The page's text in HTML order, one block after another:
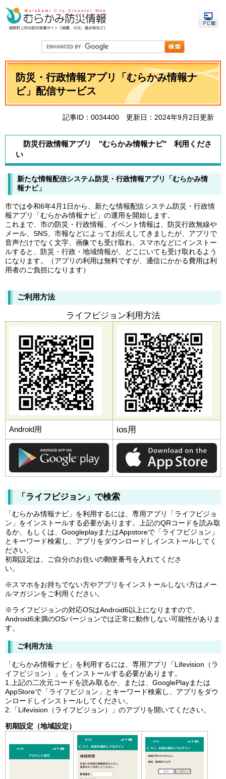
へ
o
ス
本
防災・行政情報アプリ「むらかみ情報ナ
ビ」配信サービス
記事ID：0034400 更新日：2024年9月2日更新
防災行政情報アプリ "むらかみ情報ナビ" 利用くださ
い
新たな情報配信システム防災・行政情報アプリ「むらかみ情
報ナビ」
市では令和6年4月1日から、新たな情報配信システム防災・行政情
報アプリ「むらかみ情報ナビ」の運用を開始します。
これまで、市の防災・行政情報、イベント情報は、防災行政無線や
メール、SNS、市報などによってお伝えしてきましたが、アプリで
音声だけでなく文字、画像でも受け取れ、スマホなどにインストー
ルすると、防災・行政・地域情報が、どこにいても受け取れるよう
になります。（アプリの利用は無料ですが、通信にかかる費用は利
用者のご負担になります）
ご利用方法
ライフビジョン利用方法
Android用 ios用
「ライフビジョン」で検索
「むらかみ情報ナビ」を利用するには、専用アプリ「ライフビジョ
ン」をインストールする必要があります。上記のQRコードを読み取
るか、もしくは、GoogleplayまたはAppstoreで「ライフビジョン」
とキーワード検索し、アプリをダウンロードしインストールしてく
ださい。
初期設定は、ご自分のお住いの郵便番号を入れてくださ
い。
※スマホをお持ちでない方やアプリをインストールしない方はメー
ルマガジンをご利用ください。
※ライフビジョンの対応OSはAndroid6以上になりますので、
Android6未満のOSバージョンでは正常に動作しない可能性がありま
す。
ご利用方法
「むらかみ情報ナビ」を利用するには、専用アプリ「Lifevision（ラ
イフビジョン）」をインストールする必要があります。
1.上記の二次元コードを読み取るか、または、GooglePlayまたは
AppStoreで「ライフビジョン」とキーワード検索し、アプリをダウ
ンロードしインストールしてください。
2.「Lifevision（ライフビジョン）」のアプリを開いてください。
初期設定（地域設定）